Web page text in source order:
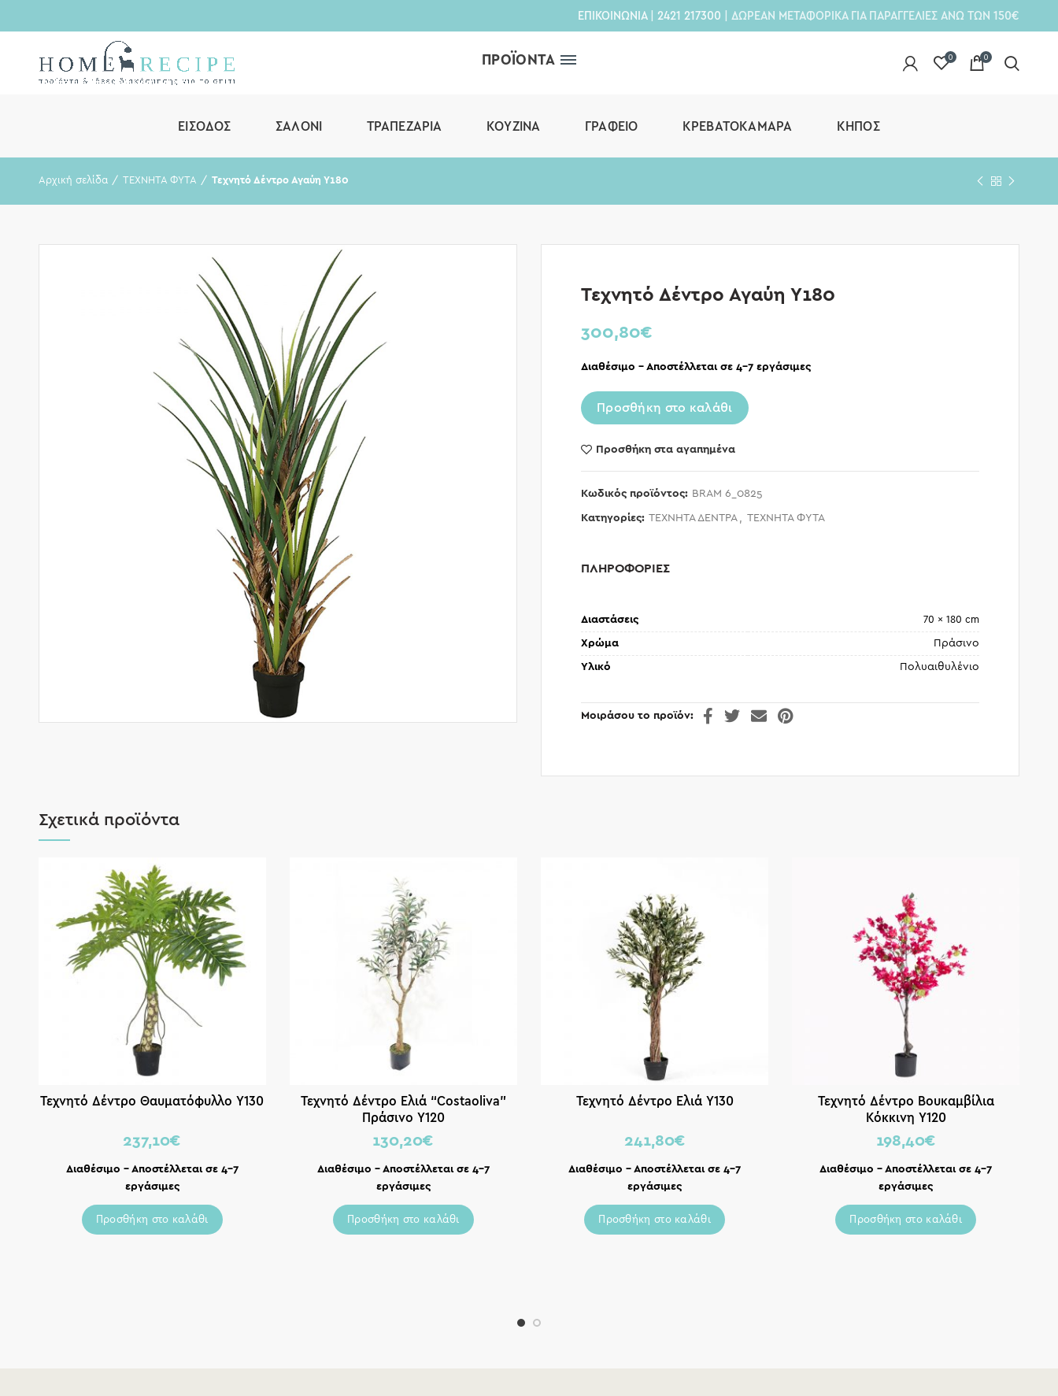
ΕΠΙΚΟΙΝΩΝΙΑ| 2421 217300 | ΔΩΡΕΑΝ ΜΕΤΑΦΟΡΙΚΑ ΓΙΑ ΠΑΡΑΓΓΕΛΙΕΣ ΑΝΩ ΤΩΝ 150€
ΠΡΟΪΟΝΤΑ 0 0
ΕΊΣΟΔΟΣ ΣΑΛΌΝΙ ΤΡΑΠΕΖΑΡΊΑ ΚΟΥΖΊΝΑ ΓΡΑΦΕΊΟ ΚΡΕΒΑΤΟΚΆΜΑΡΑ ΚΉΠΟΣ
Αρχική σελίδα ΤΕΧΝΗΤΑ ΦΥΤΑ Τεχνητό Δέντρο Αγαύη Υ180
Τεχνητό Δέντρο Αγαύη Υ180
300,80€
Διαθέσιμο – Αποστέλλεται σε 4-7 εργάσιμες
Προσθήκη στο καλάθι
Προσθήκη στα αγαπημένα
Κωδικός προϊόντος: BRAM 6_0825
Κατηγορίες: ΤΕΧΝΗΤΑ ΔΕΝΤΡΑ , ΤΕΧΝΗΤΑ ΦΥΤΑ
ΠΛΗΡΟΦΟΡΙΕΣ
Διαστάσεις 70 × 180 cm
Χρώμα Πράσινο
Υλικό Πολυαιθυλένιο
Μοιράσου το προϊόν
Σχετικά προϊόντα
Τεχνητό Δέντρο Θαυματόφυλλο Υ130
237,10€
Διαθέσιμο – Αποστέλλεται σε 4-7
εργάσιμες
Προσθήκη στο καλάθι
Τεχνητό Δέντρο Ελιά “Costaoliva”
Πράσινο Υ120
130,20€
Διαθέσιμο – Αποστέλλεται σε 4-7
εργάσιμες
Προσθήκη στο καλάθι
Τεχνητό Δέντρο Ελιά Υ130
241,80€
Διαθέσιμο – Αποστέλλεται σε 4-7
εργάσιμες
Προσθήκη στο καλάθι
Τεχνητό Δέντρο Βουκαμβίλια
Κόκκινη Υ120
198,40€
Διαθέσιμο – Αποστέλλεται σε 4-7
εργάσιμες
Προσθήκη στο καλάθι